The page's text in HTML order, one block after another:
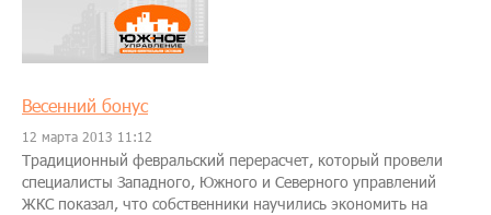
Весенний бонус
12 марта 2013 11:12
Традиционный февральский перерасчет, который провели
специалисты Западного, Южного и Северного управлений
ЖКС показал, что собственники научились экономить на